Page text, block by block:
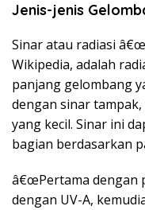
Jenis-jenis
Sinar atau radiasi
Wikipedia, adalah
panjang gelombang
dengan sinar
yang kecil. Sinar ini
bagian berdasarkan
â€œPertama dengan
dengan UV-A,